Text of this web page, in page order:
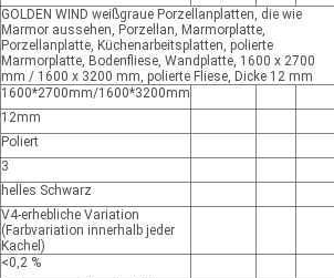
GOLDEN WIND weißgraue Porzellanplatten, die wie
Marmor aussehen, Porzellan, Marmorplatte,
Porzellanplatte, Küchenarbeitsplatten, polierte
Marmorplatte, Bodenfliese, Wandplatte, 1600 x 2700
mm / 1600 x 3200 mm, polierte Fliese, Dicke 12 mm
1600*2700mm/1600*3200mm
12mm
Poliert
3
helles Schwarz
V4-erhebliche Variation
(Farbvariation innerhalb jeder
Kachel)
<0,2 %